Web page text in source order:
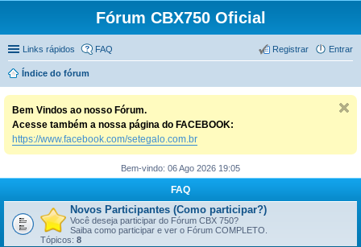
Fórum CBX750 Oficial
Links rápidos FAQ Entrar
Registrar
Índice do fórum
Bem Vindos ao nosso Fórum.
Acesse também a nossa página do FACEBOOK:
https://www.facebook.com/setegalo.com.br
Bem-vindo: 06 Ago 2026 19:05
FAQ
Novos Participantes (Como participar?)
Você deseja participar do Fórum CBX 750?
Saiba como participar e ver o Fórum COMPLETO.
Tópicos: 8